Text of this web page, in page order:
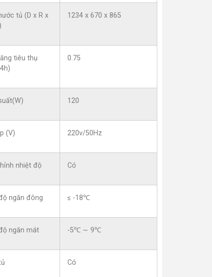
tủ (D x R x
1234 x 670 x 865
tiêu thụ
0.75
120
(V) 220v/50Hz
nhiệt độ Có
ngăn đông ≤ -18℃
ngăn mát -5℃ ∼ 9℃
Có